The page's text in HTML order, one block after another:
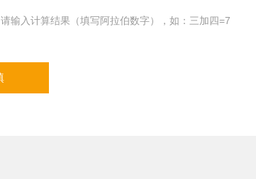
请输入计算结果（填写阿拉伯数字），如：三加四=7